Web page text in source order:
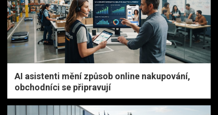
AI asistenti mění způsob online nakupování,
obchodníci se připravují